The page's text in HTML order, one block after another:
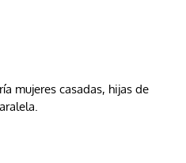
mujeres casadas, hijas de